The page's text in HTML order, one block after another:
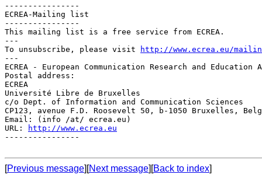
----------------
ECREA-Mailing list
----------------
This mailing list is a free service from ECREA.
---
To unsubscribe, please visit
http://www.ecrea.eu/
---
ECREA - European Communication Research and Education
Postal address:
ECREA
Université Libre de Bruxelles
c/o Dept. of Information and Communication Sciences
CP123, avenue F.D. Roosevelt 50, b-1050 Bruxelles,
Email: (info /at/ ecrea.eu)
URL:
http://www.ecrea.eu
----------------
[Previous message][Next message][Back to index]